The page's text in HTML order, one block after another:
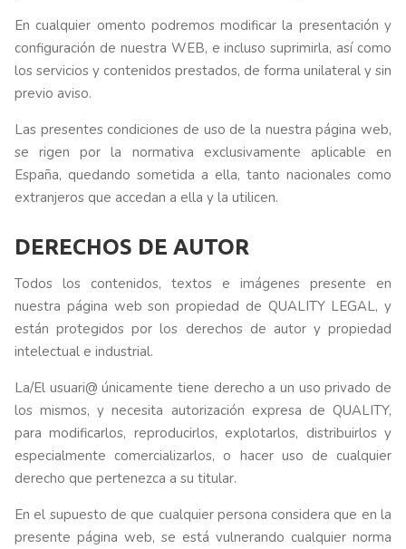
En cualquier omento podremos modificar la presentación y
configuración de nuestra WEB, e incluso suprimirla, así como
los servicios y contenidos prestados, de forma unilateral y sin
previo aviso.
Las presentes condiciones de uso de la nuestra página web,
se rigen por la normativa exclusivamente aplicable en
España, quedando sometida a ella, tanto nacionales como
extranjeros que accedan a ella y la utilicen.
DERECHOS DE AUTOR
Todos los contenidos, textos e imágenes presente en
nuestra página web son propiedad de QUALITY LEGAL, y
están protegidos por los derechos de autor y propiedad
intelectual e industrial.
La/El usuari@ únicamente tiene derecho a un uso privado de
los mismos, y necesita autorización expresa de QUALITY,
para modificarlos, reproducirlos, explotarlos, distribuirlos y
especialmente comercializarlos, o hacer uso de cualquier
derecho que pertenezca a su titular.
En el supuesto de que cualquier persona considera que en la
presente página web, se está vulnerando cualquier norma